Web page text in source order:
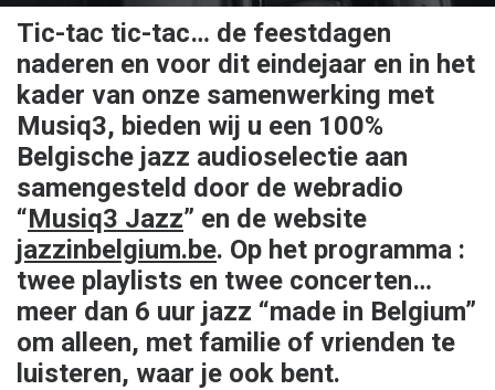
Tic-tac tic-tac… de feestdagen
naderen en voor dit eindejaar en in het
kader van onze samenwerking met
Musiq3, bieden wij u een 100%
Belgische jazz audioselectie aan
samengesteld door de webradio
“Musiq3 Jazz” en de website
jazzinbelgium.be. Op het programma :
twee playlists en twee concerten…
meer dan 6 uur jazz “made in Belgium”
om alleen, met familie of vrienden te
luisteren, waar je ook bent.